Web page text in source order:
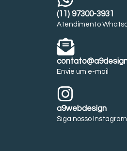
(11) 97300-3931
Atendimento
Envie um e-mail
a9webdesign
Siga nosso Instagram